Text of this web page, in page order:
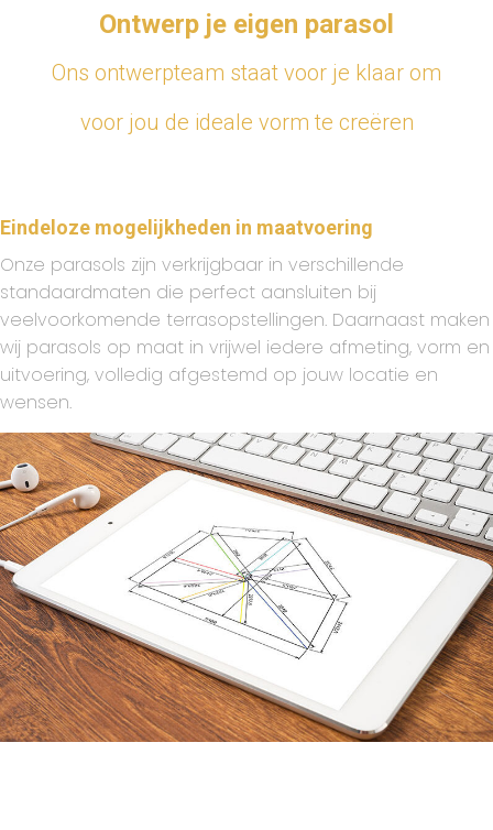
Ontwerp je eigen parasol
Ons ontwerpteam staat voor je klaar om
voor jou de ideale vorm te creëren
Eindeloze mogelijkheden in maatvoering
Onze parasols zijn verkrijgbaar in verschillende
standaardmaten die perfect aansluiten bij
veelvoorkomende terrasopstellingen. Daarnaast maken
wij parasols op maat in vrijwel iedere afmeting, vorm en
uitvoering, volledig afgestemd op jouw locatie en
wensen.